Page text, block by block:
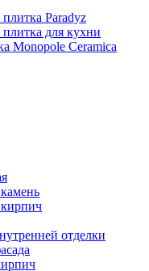
Paradyz
для кухни
Monopole Ceramica
отделки